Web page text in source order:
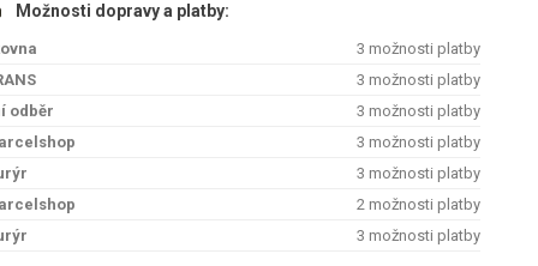
Možnosti dopravy a platby:
3 možnosti platby
3 možnosti platby
odběr
3 možnosti platby
3 možnosti platby
3 možnosti platby
2 možnosti platby
3 možnosti platby